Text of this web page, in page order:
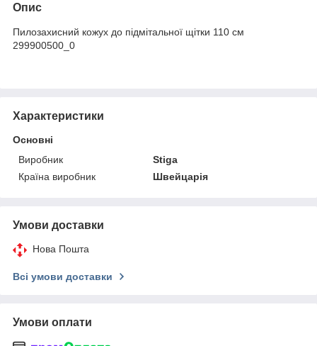
Опис
Пилозахисний кожух до підмітальної щітки 110 см
299900500_0
Характеристики
Основні
Виробник
Stiga
Країна виробник
Швейцарія
Умови доставки
Нова Пошта
Всі умови доставки
Умови оплати